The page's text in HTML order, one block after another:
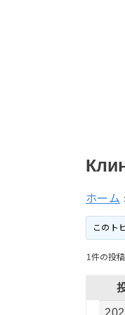
ホーム
このト
1件の投